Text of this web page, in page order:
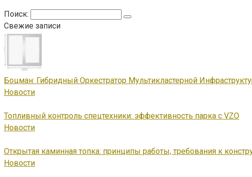
Поиск:
Свежие записи
Боцман: Гибридный Оркестратор Мультикластерной
Новости
Топливный контроль спецтехники: эффективность парка с VZO
Новости
Открытая каминная топка: принципы работы, требования к
Новости